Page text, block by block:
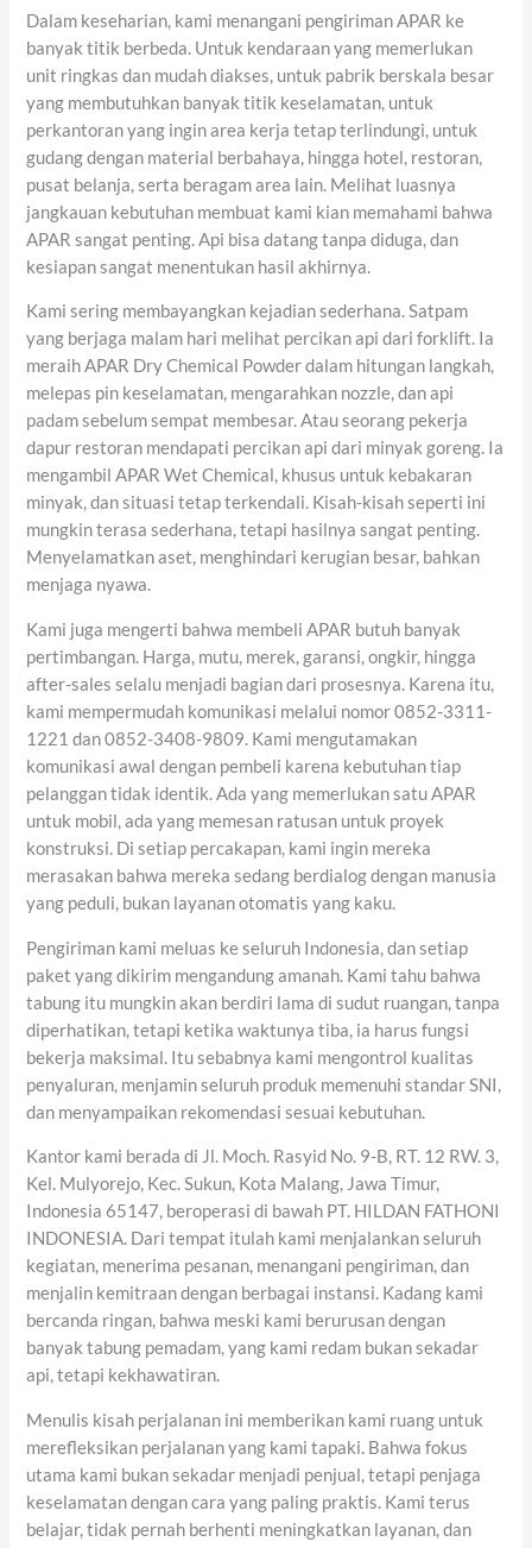
Dalam keseharian, kami menangani pengiriman APAR ke
banyak titik berbeda. Untuk kendaraan yang memerlukan
unit ringkas dan mudah diakses, untuk pabrik berskala besar
yang membutuhkan banyak titik keselamatan, untuk
perkantoran yang ingin area kerja tetap terlindungi, untuk
gudang dengan material berbahaya, hingga hotel, restoran,
pusat belanja, serta beragam area lain. Melihat luasnya
jangkauan kebutuhan membuat kami kian memahami bahwa
APAR sangat penting. Api bisa datang tanpa diduga, dan
kesiapan sangat menentukan hasil akhirnya.
Kami sering membayangkan kejadian sederhana. Satpam
yang berjaga malam hari melihat percikan api dari forklift. Ia
meraih APAR Dry Chemical Powder dalam hitungan langkah,
melepas pin keselamatan, mengarahkan nozzle, dan api
padam sebelum sempat membesar. Atau seorang pekerja
dapur restoran mendapati percikan api dari minyak goreng. Ia
mengambil APAR Wet Chemical, khusus untuk kebakaran
minyak, dan situasi tetap terkendali. Kisah-kisah seperti ini
mungkin terasa sederhana, tetapi hasilnya sangat penting.
Menyelamatkan aset, menghindari kerugian besar, bahkan
menjaga nyawa.
Kami juga mengerti bahwa membeli APAR butuh banyak
pertimbangan. Harga, mutu, merek, garansi, ongkir, hingga
after-sales selalu menjadi bagian dari prosesnya. Karena itu,
kami mempermudah komunikasi melalui nomor 0852-3311-
1221 dan 0852-3408-9809. Kami mengutamakan
komunikasi awal dengan pembeli karena kebutuhan tiap
pelanggan tidak identik. Ada yang memerlukan satu APAR
untuk mobil, ada yang memesan ratusan untuk proyek
konstruksi. Di setiap percakapan, kami ingin mereka
merasakan bahwa mereka sedang berdialog dengan manusia
yang peduli, bukan layanan otomatis yang kaku.
Pengiriman kami meluas ke seluruh Indonesia, dan setiap
paket yang dikirim mengandung amanah. Kami tahu bahwa
tabung itu mungkin akan berdiri lama di sudut ruangan, tanpa
diperhatikan, tetapi ketika waktunya tiba, ia harus fungsi
bekerja maksimal. Itu sebabnya kami mengontrol kualitas
penyaluran, menjamin seluruh produk memenuhi standar SNI,
dan menyampaikan rekomendasi sesuai kebutuhan.
Kantor kami berada di Jl. Moch. Rasyid No. 9-B, RT. 12 RW. 3,
Kel. Mulyorejo, Kec. Sukun, Kota Malang, Jawa Timur,
Indonesia 65147, beroperasi di bawah PT. HILDAN FATHONI
INDONESIA. Dari tempat itulah kami menjalankan seluruh
kegiatan, menerima pesanan, menangani pengiriman, dan
menjalin kemitraan dengan berbagai instansi. Kadang kami
bercanda ringan, bahwa meski kami berurusan dengan
banyak tabung pemadam, yang kami redam bukan sekadar
api, tetapi kekhawatiran.
Menulis kisah perjalanan ini memberikan kami ruang untuk
merefleksikan perjalanan yang kami tapaki. Bahwa fokus
utama kami bukan sekadar menjadi penjual, tetapi penjaga
keselamatan dengan cara yang paling praktis. Kami terus
belajar, tidak pernah berhenti meningkatkan layanan, dan